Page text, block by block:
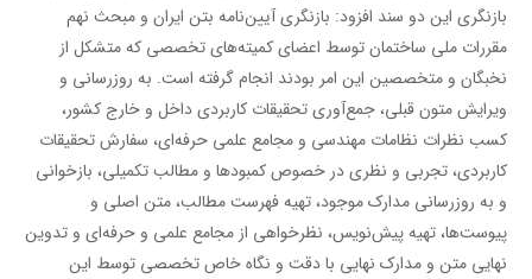
بازنگری این دو سند افزود: بازنگری آیین‌نامه بتن ایران و مبحث نهم
مقررات ملی ساختمان توسط اعضای کمیته‌های تخصصی که متشکل از
نخبگان و متخصصین این امر بودند انجام گرفته است. به روزرسانی و
ویرایش متون قبلی، جمع‌آوری تحقیقات کاربردی داخل و خارج کشور،
کسب نظرات نظامات مهندسی و مجامع علمی حرفه‌‌ای، سفارش تحقیقات
کاربردی، تجربی و نظری در خصوص کمبودها و مطالب تکمیلی، بازخوانی
و به روزرسانی مدارک موجود، تهیه فهرست مطالب، متن اصلی و
پیوست‌ها، تهیه پیش‌نویس، نظرخواهی از مجامع علمی و حرفه‌ای و تدوین
نهایی متن و مدارک نهایی با دقت و نگاه خاص تخصصی توسط این